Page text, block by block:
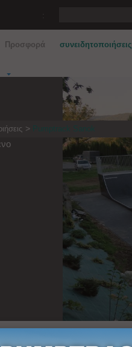
Προσφορά συνειδητοποιήσεις
Pumptrack Sanok